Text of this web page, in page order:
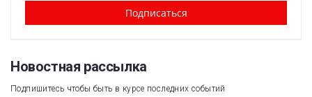
Новостная рассылка​
Подпишитесь чтобы быть в курсе последних событий